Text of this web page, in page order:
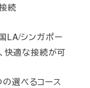
続
LA/シンガポー
快適な接続が可
選べるコース